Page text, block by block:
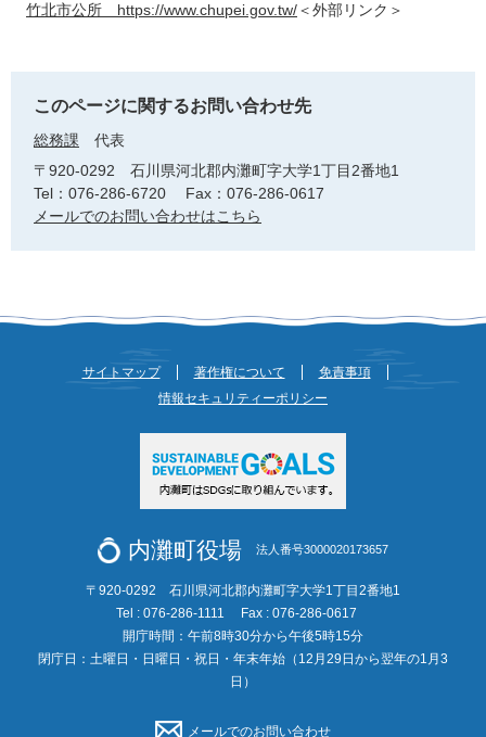
竹北市公所 https://www.chupei.gov.tw/＜外部リンク＞
このページに関するお問い合わせ先
総務課
代表
〒920-0292
石川県河北郡内灘町字大学1丁目2番地1
Tel：076-286-6720
Fax：076-286-0617
メールでのお問い合わせはこちら
サイトマップ 著作権について
免責事項
情報セキュリティーポリシー
内灘町役場 法人番号3000020173657
〒920-0292 石川県河北郡内灘町字大学1丁目2番地1
Tel : 076-286-1111
Fax : 076-286-0617
開庁時間：午前8時30分から午後5時15分
閉庁日：土曜日・日曜日・祝日・年末年始（12月29日から翌年の1月3
日）
メールでのお問い合わせ